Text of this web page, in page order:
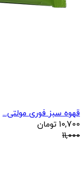
قهوه سبز فوری مولتی...
10,700 تومان
11,000